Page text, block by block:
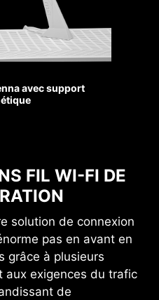
avec support
FIL WI-FI DE
solution de connexion
pas en avant en
grâce à plusieurs
aux exigences du trafic
de
SLOTS
RENFORCÉS
proposent plus de
points de soudure sur le
avantage compte
pour une expérience
de qualité, Steel
protège les points
de contact contre les
interférences
électromagnétiques.